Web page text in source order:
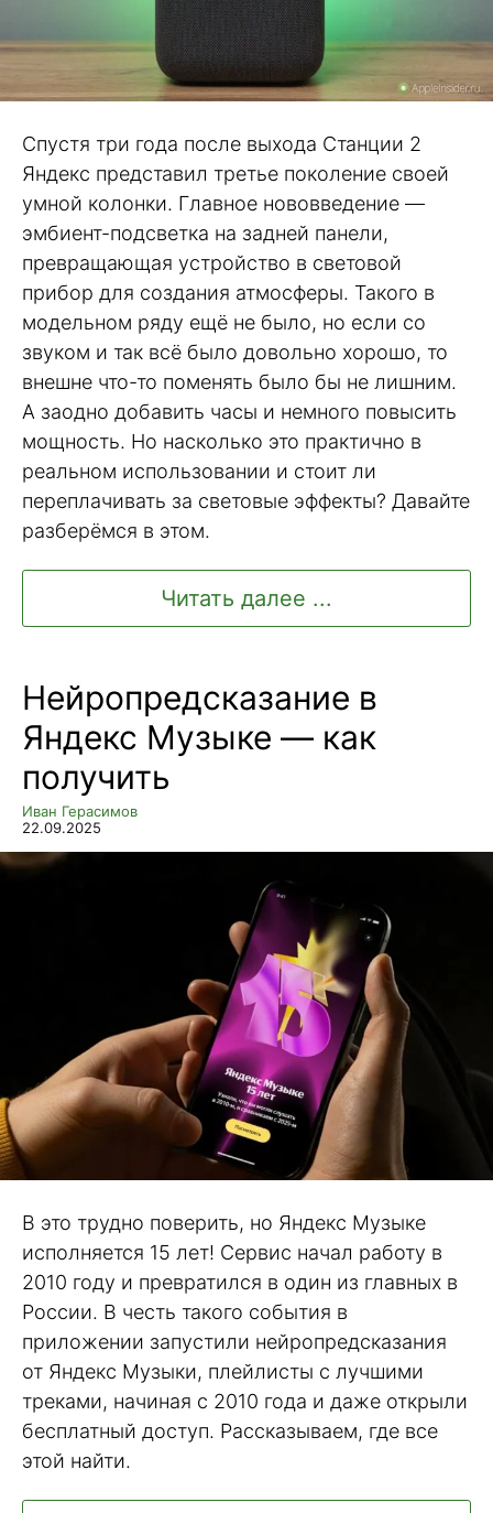
Спустя три года после выхода Станции 2
Яндекс представил третье поколение своей
умной колонки. Главное нововведение —
эмбиент-подсветка на задней панели,
превращающая устройство в световой
прибор для создания атмосферы. Такого в
модельном ряду ещё не было, но если со
звуком и так всё было довольно хорошо, то
внешне что-то поменять было бы не лишним.
А заодно добавить часы и немного повысить
мощность. Но насколько это практично в
реальном использовании и стоит ли
переплачивать за световые эффекты? Давайте
разберёмся в этом.
Читать далее ...
Нейропредсказание в
Яндекс Музыке — как
получить
Иван Герасимов
22.09.2025
В это трудно поверить, но Яндекс Музыке
исполняется 15 лет! Сервис начал работу в
2010 году и превратился в один из главных в
России. В честь такого события в
приложении запустили нейропредсказания
от Яндекс Музыки, плейлисты с лучшими
треками, начиная с 2010 года и даже открыли
бесплатный доступ. Рассказываем, где все
этой найти.